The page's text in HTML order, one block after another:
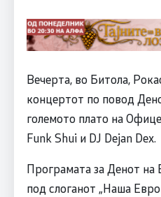
Вечерта, во Битола,
концертот по повод
големото плато на
Funk Shui и DJ Dejan Dex.
Програмата за Денот на
под слоганот „Наша